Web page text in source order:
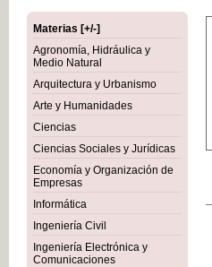
Materias [+/-]
Agronomía, Hidráulica y
Medio Natural
Arquitectura y Urbanismo
Arte y Humanidades
Ciencias
Ciencias Sociales y Jurídicas
Economía y Organización de
Empresas
Informática
Ingeniería Civil
Ingeniería Electrónica y
Comunicaciones